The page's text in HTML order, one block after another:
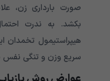
صورت بارداری زن،
بکشد. به ندرت
هیپراستیمول تخمدان
سریع وزن و تنگی نفس